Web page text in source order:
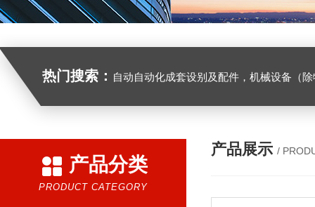
热门搜索： 自动自动化成套设别及配件，机械设备（除特种设备）及配件制造，加工（以上限分支机构经营），设计，批发，零售，模具，五金制品，工具加工（限分支机构经营），设计，批发，零售。五金交电，金属材料，金属制品，不锈钢制品，建筑材料，钢材，橡塑制品，环保设备，润滑剂，汽车配件，摩托车配件的批发，零售。（企业经营涉及行政许可的，凭许可证件经营）化成套设别及配件，机械设备（除特种设
产品分类
PRODUCT CATEGORY
产品展示 /